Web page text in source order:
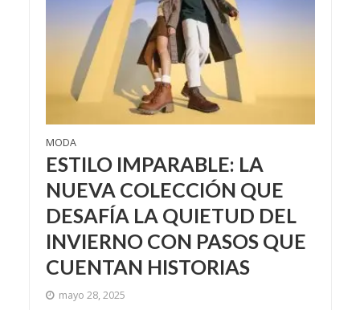
MODA
ESTILO IMPARABLE: LA
NUEVA COLECCIÓN QUE
DESAFÍA LA QUIETUD DEL
INVIERNO CON PASOS QUE
CUENTAN HISTORIAS
mayo 28, 2025